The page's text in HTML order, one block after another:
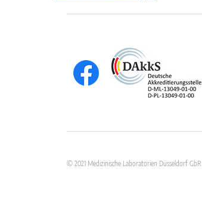
© 2021 Medizinische Laboratorien Düsseldorf GbR